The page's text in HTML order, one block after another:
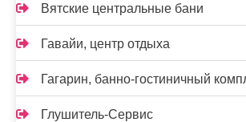
Вятские центральные бани
Гавайи, центр отдыха
Гагарин, банно-гостиничный
Глушитель-Сервис